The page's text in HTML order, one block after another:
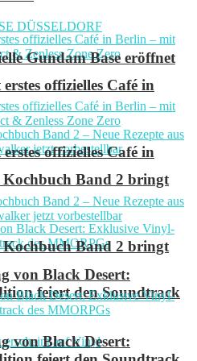
offizielles Café in
Band 2 bringt
von Black Desert:
feiert den Soundtrack
Gundam Base eröffnet
offizielles Café in
Band 2 bringt
von Black Desert: